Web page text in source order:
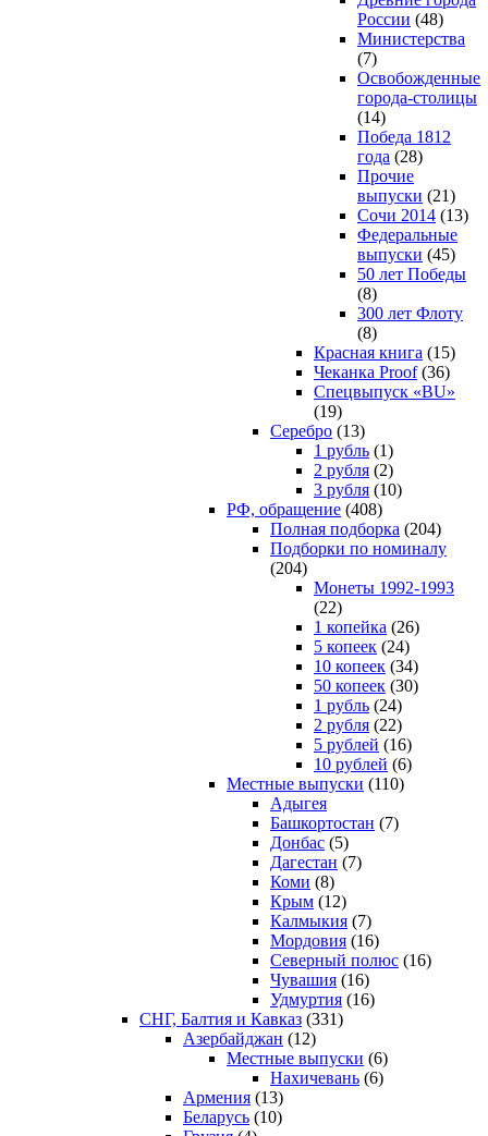
России (48)
Министерства
(7)
Освобожденные
города-столицы
(14)
Победа 1812
года (28)
Прочие
выпуски (21)
Сочи 2014 (13)
Федеральные
выпуски (45)
50 лет Победы
(8)
300 лет Флоту
(8)
Красная книга (15)
Чеканка Proof(36)
Спецвыпуск «BU»
(19)
Серебро (13)
1 рубль (1)
2 рубля (2)
3 рубля (10)
РФ, обращение (408)
Полная подборка (204)
Подборки по номиналу
(204)
Монеты 1992-1993
(22)
1 копейка (26)
5 копеек (24)
10 копеек (34)
50 копеек (30)
1 рубль (24)
2 рубля (22)
5 рублей (16)
10 рублей (6)
Местные выпуски (110)
Адыгея
Башкортостан (7)
Донбас (5)
Дагестан (7)
Коми (8)
Крым (12)
Калмыкия (7)
Мордовия (16)
Северный полюс (16)
Чувашия (16)
Удмуртия (16)
СНГ, Балтия и Кавказ (331)
Азербайджан (12)
Местные выпуски (6)
Нахичевань (6)
Армения (13)
Беларусь (10)